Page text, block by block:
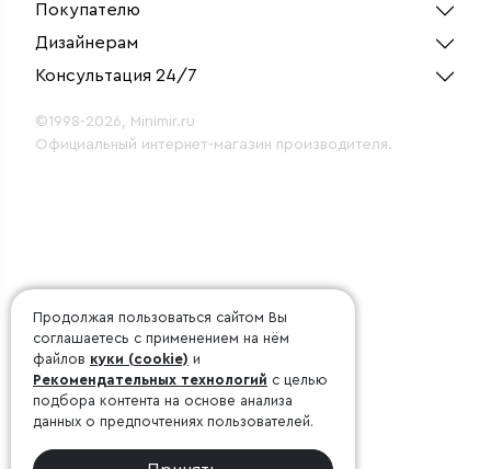
Покупателю
Дизайнерам
Консультация 24/7
©1998-2026, Minimir.ru
Официальный интернет-магазин производителя.
Продолжая пользоваться сайтом Вы
соглашаетесь с применением на нём
файлов куки (cookie) и
Рекомендательных технологий с целью
подбора контента на основе анализа
данных о предпочтениях пользователей.